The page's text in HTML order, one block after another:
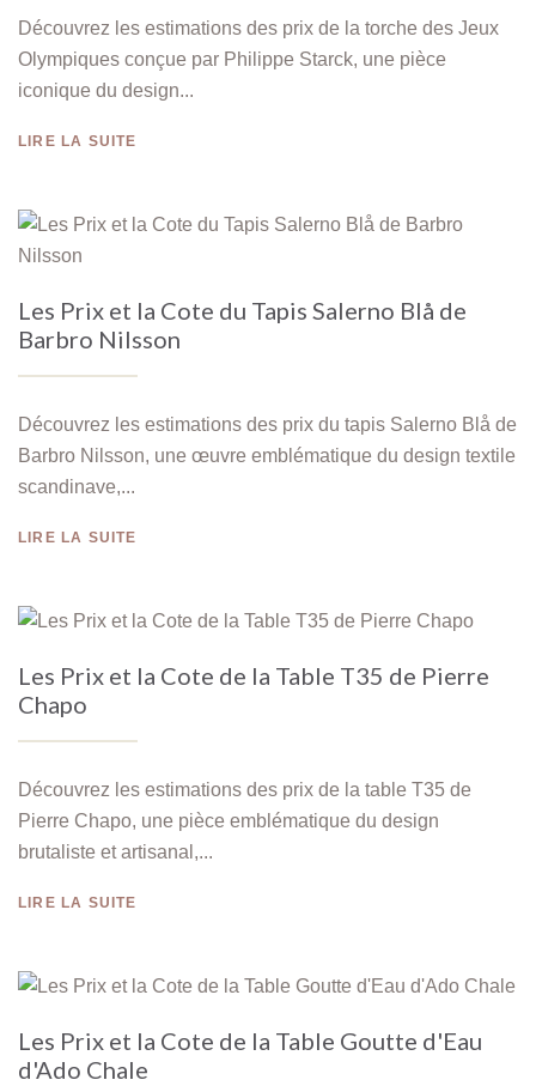
Découvrez les estimations des prix de la torche des Jeux
Olympiques conçue par Philippe Starck, une pièce
iconique du design...
LIRE LA SUITE
Les Prix et la Cote du Tapis Salerno Blå de
Barbro Nilsson
Découvrez les estimations des prix du tapis Salerno Blå de
Barbro Nilsson, une œuvre emblématique du design textile
scandinave,...
LIRE LA SUITE
Les Prix et la Cote de la Table T35 de Pierre
Chapo
Découvrez les estimations des prix de la table T35 de
Pierre Chapo, une pièce emblématique du design
brutaliste et artisanal,...
LIRE LA SUITE
Les Prix et la Cote de la Table Goutte d'Eau
d'Ado Chale